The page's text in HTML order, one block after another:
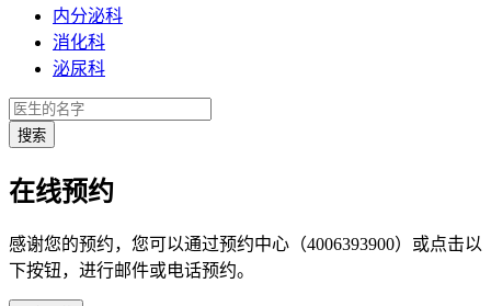
内分泌科
消化科
泌尿科
在线预约
感谢您的预约，您可以通过预约中心（4006393900）或点击以
下按钮，进行邮件或电话预约。